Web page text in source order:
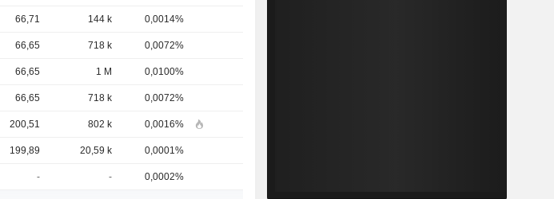
66,71 144 k 0,0014%
66,65 718 k 0,0072%
66,65 1 M 0,0100%
66,65 718 k 0,0072%
200,51 802 k 0,0016%
199,89 20,59 k 0,0001%
- - 0,0002%